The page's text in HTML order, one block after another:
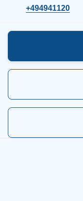
+494941120